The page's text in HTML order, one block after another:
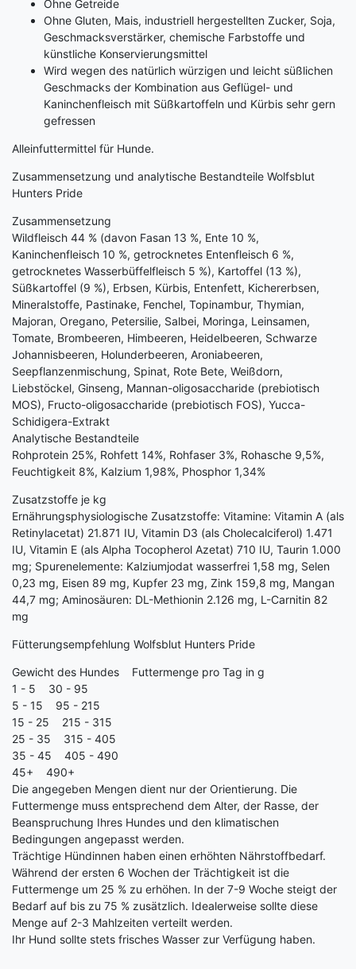
Ohne Getreide
Ohne Gluten, Mais, industriell hergestellten Zucker, Soja,
Geschmacksverstärker, chemische Farbstoffe und
künstliche Konservierungsmittel
Wird wegen des natürlich würzigen und leicht süßlichen
Geschmacks der Kombination aus Geflügel- und
Kaninchenfleisch mit Süßkartoffeln und Kürbis sehr gern
gefressen
Alleinfuttermittel für Hunde.
Zusammensetzung und analytische Bestandteile Wolfsblut
Hunters Pride
Zusammensetzung
Wildfleisch 44 % (davon Fasan 13 %, Ente 10 %,
Kaninchenfleisch 10 %, getrocknetes Entenfleisch 6 %,
getrocknetes Wasserbüffelfleisch 5 %), Kartoffel (13 %),
Süßkartoffel (9 %), Erbsen, Kürbis, Entenfett, Kichererbsen,
Mineralstoffe, Pastinake, Fenchel, Topinambur, Thymian,
Majoran, Oregano, Petersilie, Salbei, Moringa, Leinsamen,
Tomate, Brombeeren, Himbeeren, Heidelbeeren, Schwarze
Johannisbeeren, Holunderbeeren, Aroniabeeren,
Seepflanzenmischung, Spinat, Rote Bete, Weißdorn,
Liebstöckel, Ginseng, Mannan-oligosaccharide (prebiotisch
MOS), Fructo-oligosaccharide (prebiotisch FOS), Yucca-
Schidigera-Extrakt
Analytische Bestandteile
Rohprotein 25%, Rohfett 14%, Rohfaser 3%, Rohasche 9,5%,
Feuchtigkeit 8%, Kalzium 1,98%, Phosphor 1,34%
Zusatzstoffe je kg
Ernährungsphysiologische Zusatzstoffe: Vitamine: Vitamin A (als
Retinylacetat) 21.871 IU, Vitamin D3 (als Cholecalciferol) 1.471
IU, Vitamin E (als Alpha Tocopherol Azetat) 710 IU, Taurin 1.000
mg; Spurenelemente: Kalziumjodat wasserfrei 1,58 mg, Selen
0,23 mg, Eisen 89 mg, Kupfer 23 mg, Zink 159,8 mg, Mangan
44,7 mg; Aminosäuren: DL-Methionin 2.126 mg, L-Carnitin 82
mg
Fütterungsempfehlung Wolfsblut Hunters Pride
Gewicht des Hundes Futtermenge pro Tag in g
1 - 5 30 - 95
5 - 15 95 - 215
15 - 25 215 - 315
25 - 35 315 - 405
35 - 45 405 - 490
45+ 490+
Die angegeben Mengen dient nur der Orientierung. Die
Futtermenge muss entsprechend dem Alter, der Rasse, der
Beanspruchung Ihres Hundes und den klimatischen
Bedingungen angepasst werden.
Trächtige Hündinnen haben einen erhöhten Nährstoffbedarf.
Während der ersten 6 Wochen der Trächtigkeit ist die
Futtermenge um 25 % zu erhöhen. In der 7-9 Woche steigt der
Bedarf auf bis zu 75 % zusätzlich. Idealerweise sollte diese
Menge auf 2-3 Mahlzeiten verteilt werden.
Ihr Hund sollte stets frisches Wasser zur Verfügung haben.